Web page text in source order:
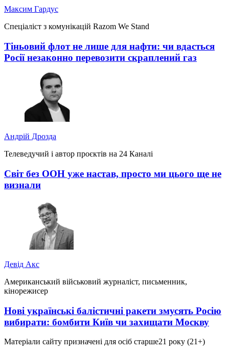
Максим Гардус
Спеціаліст з комунікацій Razom We Stand
Тіньовий флот не лише для нафти: чи вдасться
Росії незаконно перевозити скраплений газ
Андрій Дрозда
Телеведучий і автор проєктів на 24 Каналі
Світ без ООН уже настав, просто ми цього ще не
визнали
Девід Акс
Американський військовий журналіст, письменник,
кінорежисер
Нові українські балістичні ракети змусять Росію
вибирати: бомбити Київ чи захищати Москву
Матеріали сайту призначені для осіб старше21 року (21+)